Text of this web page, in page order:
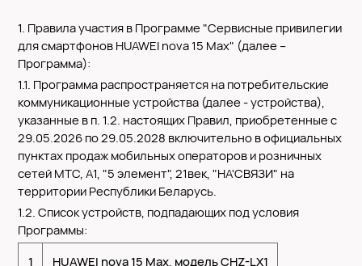
1. Правила участия в Программе "Сервисные привилегии
для смартфонов HUAWEI nova 15 Max" (далее –
Программа):
1.1. Программа распространяется на потребительские
коммуникационные устройства (далее - устройства),
указанные в п. 1.2. настоящих Правил, приобретенные с
29.05.2026 по 29.05.2028 включительно в официальных
пунктах продаж мобильных операторов и розничных
сетей МТС, А1, "5 элемент", 21век, "НА'СВЯЗИ" на
территории Республики Беларусь.
1.2. Список устройств, подпадающих под условия
Программы:
1
HUAWEI nova 15 Max, модель CHZ-LX1